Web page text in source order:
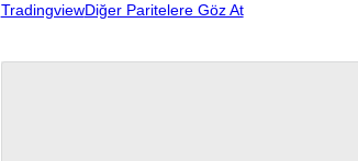
TradingviewDiğer Paritelere Göz At